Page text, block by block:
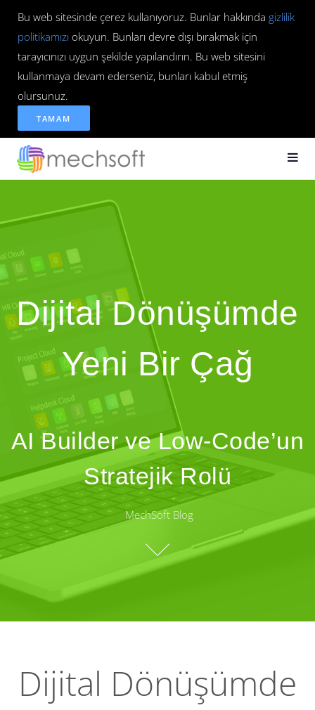
Bu web sitesinde çerez kullanıyoruz. Bunlar hakkında gizlilik
politikamızı okuyun. Bunları devre dışı bırakmak için
tarayıcınızı uygun şekilde yapılandırın. Bu web sitesini
kullanmaya devam ederseniz, bunları kabul etmiş
olursunuz.
TAMAM
Dijital Dönüşümde
Yeni Bir Çağ
AI Builder ve Low-Code’un
Stratejik Rolü
MechSoft Blog
Dijital Dönüşümde